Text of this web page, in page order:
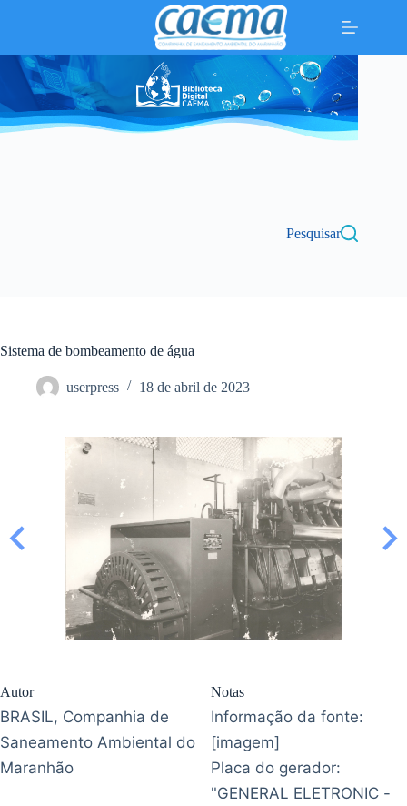
conteúdo
Pesquisar
Sistema de bombeamento de água
userpress 18 de abril de 2023
Autor
BRASIL, Companhia de
Saneamento Ambiental do
Maranhão
Notas
Informação da fonte:
[imagem]
Placa do gerador:
"GENERAL ELETRONIC -